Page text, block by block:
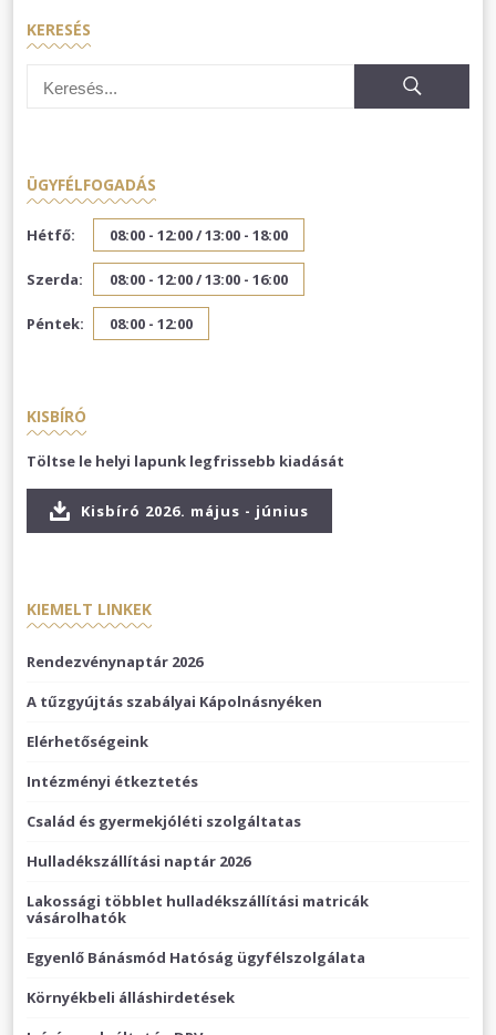
KERESÉS
ÜGYFÉLFOGADÁS
Hétfő: 08:00 - 12:00 /13:00 - 18:00
Szerda: 08:00 - 12:00 /13:00 - 16:00
Péntek: 08:00 - 12:00
KISBÍRÓ
Töltse le helyi lapunk legfrissebb kiadását
Kisbíró 2026. május - június
KIEMELT LINKEK
Rendezvénynaptár 2026
A tűzgyújtás szabályai Kápolnásnyéken
Elérhetőségeink
Intézményi étkeztetés
Család és gyermekjóléti szolgáltatas
Hulladékszállítási naptár 2026
Lakossági többlet hulladékszállítási matricák
vásárolhatók
Egyenlő Bánásmód Hatóság ügyfélszolgálata
Környékbeli álláshirdetések